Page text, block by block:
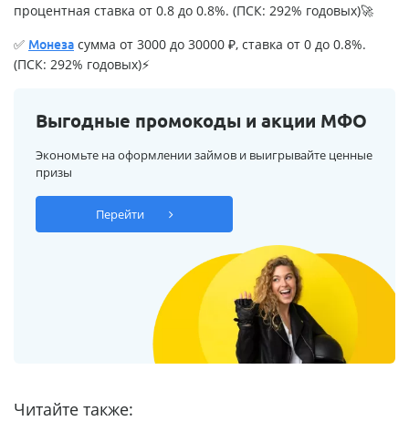
процентная ставка от 0.8 до 0.8%. (ПСК: 292% годовых)🚀
✅ Монеза сумма от 3000 до 30000 ₽, ставка от 0 до 0.8%.
(ПСК: 292% годовых)⚡
Выгодные промокоды и акции МФО
Экономьте на оформлении займов и выигрывайте ценные
призы
Перейти
Читайте также: